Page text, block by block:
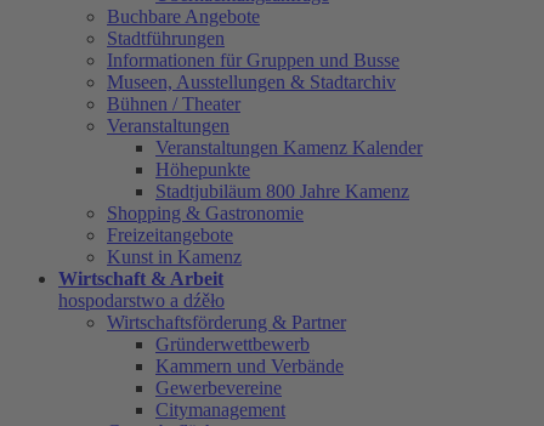
Buchbare Angebote
Stadtführungen
Informationen für Gruppen und Busse
Museen, Ausstellungen & Stadtarchiv
Bühnen / Theater
Veranstaltungen
Veranstaltungen Kamenz Kalender
Höhepunkte
Stadtjubiläum 800 Jahre Kamenz
Shopping & Gastronomie
Freizeitangebote
Kunst in Kamenz
Wirtschaft & Arbeit
hospodarstwo a dźěło
Wirtschaftsförderung & Partner
Gründerwettbewerb
Kammern und Verbände
Gewerbevereine
Citymanagement